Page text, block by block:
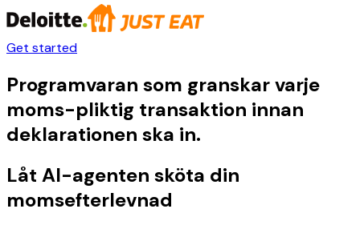
Get started
Programvaran som granskar varje
moms-pliktig transaktion innan
deklarationen ska in.
Låt AI-agenten sköta din
momsefterlevnad